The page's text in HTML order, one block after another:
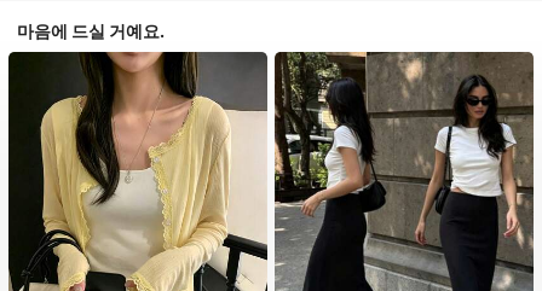
마음에 드실 거예요.